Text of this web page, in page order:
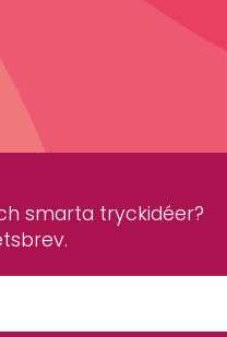
smarta tryckidéer?